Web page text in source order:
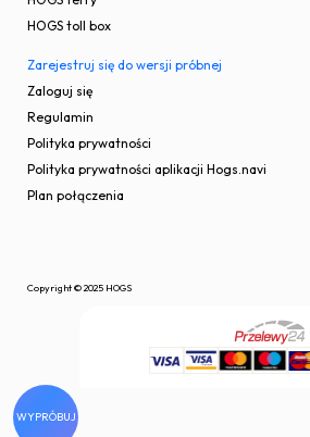
HOGS toll box
Zarejestruj się do wersji próbnej
Zaloguj się
Regulamin
Polityka prywatności
Polityka prywatności aplikacji Hogs.navi
Plan połączenia
Copyright © 2025 HOGS
WYPRÓBUJ